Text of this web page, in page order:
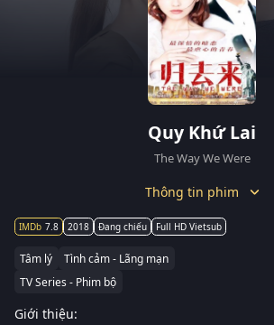
Quy Khứ Lai
The Way We Were
Thông tin phim
7.8 2018 Đang chiếu Full HD Vietsub
Tâm lý
Tình cảm - Lãng mạn
TV Series - Phim bộ
Giới thiệu: